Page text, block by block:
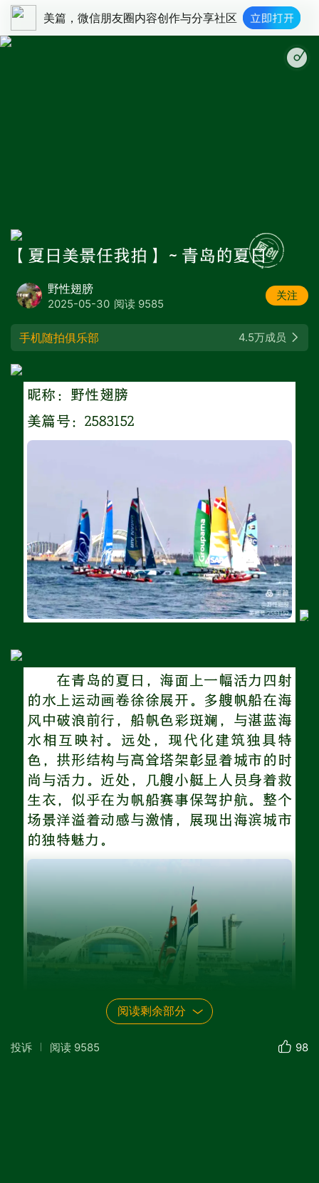
美篇，微信朋友圈内容创作与分享社区
【夏日美景任我拍】～青岛的夏日
野性翅膀
2025-05-30 阅读 9585
关注
手机随拍俱乐部 4.5万成员
昵称：野性翅膀
美篇号：2583152
在青岛的夏日，海面上一幅活力四射
的水上运动画卷徐徐展开。多艘帆船在海
风中破浪前行，船帆色彩斑斓，与湛蓝海
水相互映衬。远处，现代化建筑独具特
色，拱形结构与高耸塔架彰显着城市的时
尚与活力。近处，几艘小艇上人员身着救
生衣，似乎在为帆船赛事保驾护航。整个
场景洋溢着动感与激情，展现出海滨城市
的独特魅力。
阅读剩余部分
投诉 阅读 9585 98
惬意放松午后 -